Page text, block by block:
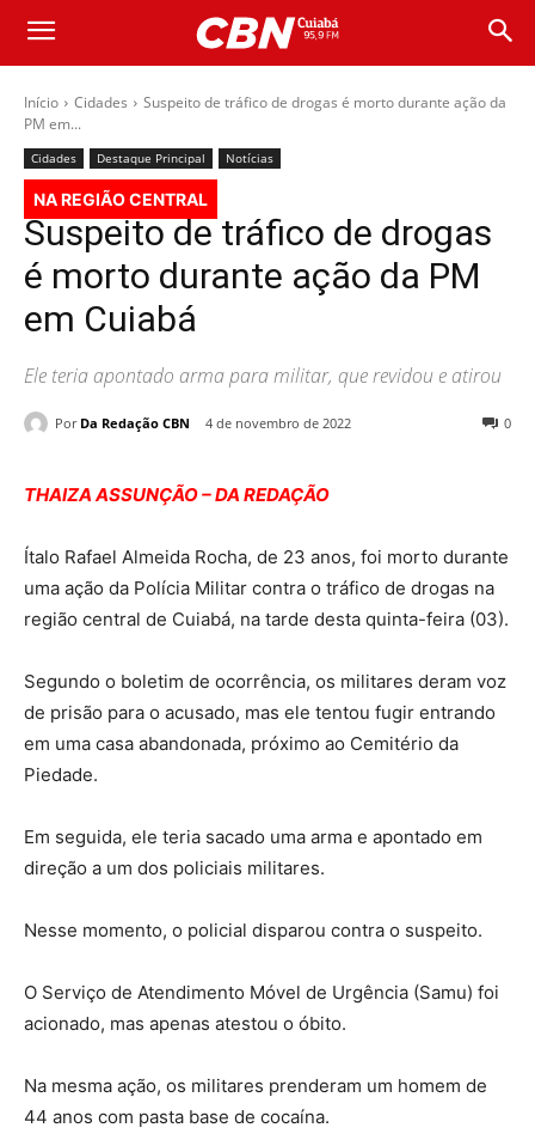
Início Cidades
Suspeito de tráfico de drogas é morto durante ação da
PM em...
Cidades Destaque Principal Notícias
NA REGIÃO CENTRAL
Suspeito de tráfico de drogas
é morto durante ação da PM
em Cuiabá
Ele teria apontado arma para militar, que revidou e atirou
Por Da Redação CBN 4 de novembro de 2022 0
THAIZA ASSUNÇÃO – DA REDAÇÃO
Ítalo Rafael Almeida Rocha, de 23 anos, foi morto durante
uma ação da Polícia Militar contra o tráfico de drogas na
região central de Cuiabá, na tarde desta quinta-feira (03).
Segundo o boletim de ocorrência, os militares deram voz
de prisão para o acusado, mas ele tentou fugir entrando
em uma casa abandonada, próximo ao Cemitério da
Piedade.
Em seguida, ele teria sacado uma arma e apontado em
direção a um dos policiais militares.
Nesse momento, o policial disparou contra o suspeito.
O Serviço de Atendimento Móvel de Urgência (Samu) foi
acionado, mas apenas atestou o óbito.
Na mesma ação, os militares prenderam um homem de
44 anos com pasta base de cocaína.